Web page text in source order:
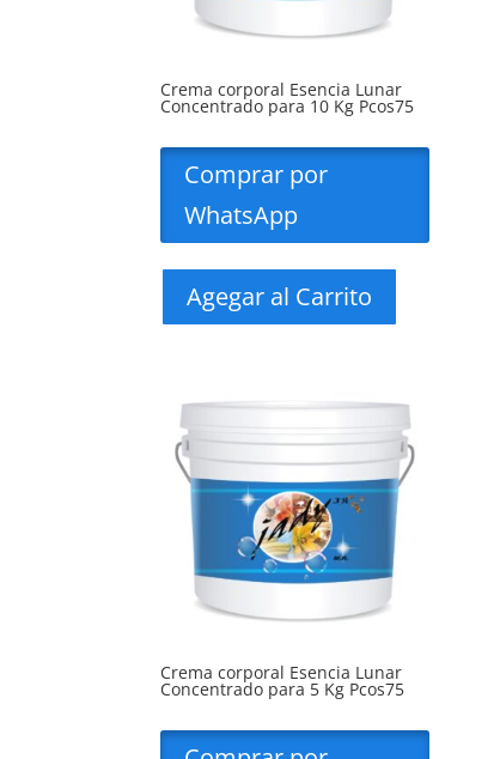
Crema corporal Esencia Lunar
Concentrado para 10 Kg Pcos75
Comprar por
WhatsApp
Agegar al Carrito
Crema corporal Esencia Lunar
Concentrado para 5 Kg Pcos75